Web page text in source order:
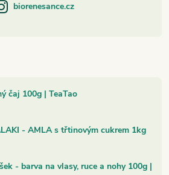
čaj 100g | TeaTao
- AMLA s třtinovým cukrem 1kg
- barva na vlasy, ruce a nohy 100g |
biorenesance.cz